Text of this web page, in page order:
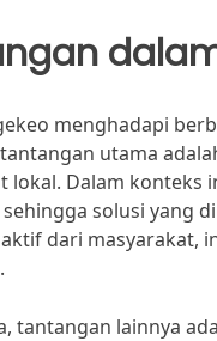
menghadapi
utama
lokal. Dalam
solusi yang
dari masyarakat,
tantangan lainnya